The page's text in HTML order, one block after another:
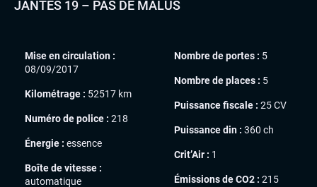
JANTES 19 – PAS DE MALUS
Mise en circulation :
08/09/2017
Kilométrage : 52517 km
Numéro de police : 218
Énergie : essence
Boîte de vitesse :
automatique
Nombre de portes : 5
Nombre de places : 5
Puissance fiscale : 25 CV
Puissance din : 360 ch
Crit’Air : 1
Émissions de CO2 : 215